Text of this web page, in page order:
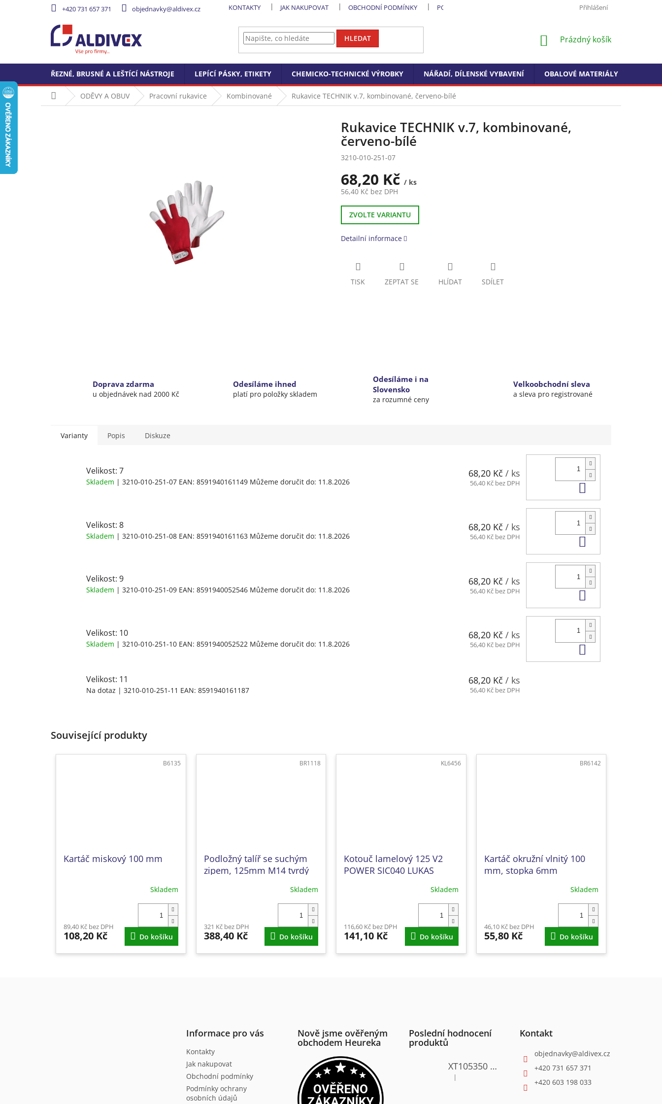
+420 731 657 371 objednavky@aldivex.cz KONTAKTY JAK NAKUPOVAT OBCHODNÍ PODMÍNKY PODMÍNKY OCHRANY OSOBNÍCH ÚDAJŮ FORMULÁŘ PRO
Přihlášení
HLEDAT
NÁKUPNÍ
Prázdný košík
ŘEZNÉ, BRUSNÉ A LEŠTÍCÍ NÁSTROJE LEPÍCÍ PÁSKY, ETIKETY CHEMICKO-TECHNICKÉ VÝROBKY NÁŘADÍ, DÍLENSKÉ VYBAVENÍ OBALOVÉ MATERIÁLY
Domů ODĚVY A OBUV Pracovní rukavice Kombinované Rukavice TECHNIK v.7, kombinované, červeno-bílé
Rukavice TECHNIK v.7, kombinované,
červeno-bílé
3210-010-251-07
68,20 Kč / ks
56,40 Kč bez DPH
Měrná
cena:
ZVOLTE VARIANTU
Detailní informace
TISK ZEPTAT SE HLÍDAT SDÍLET
Doprava zdarma
u objednávek nad 2000 Kč
Odesíláme ihned
platí pro položky skladem
Odesíláme i na
Slovensko
za rozumné ceny
Velkoobchodní sleva
a sleva pro registrované
Související produkty
Kartáč miskový 100 mm
Skladem
89,40 Kč bez DPH
108,20 Kč Do košíku
B6135
Podložný talíř se suchým
zipem, 125mm M14 tvrdý
Skladem
321 Kč bez DPH
388,40 Kč Do košíku
BR1118
Kotouč lamelový 125 V2
POWER SIC040 LUKAS
Skladem
116,60 Kč bez DPH
141,10 Kč Do košíku
KL6456
Kartáč okružní vlnitý 100
mm, stopka 6mm
Skladem
46,10 Kč bez DPH
55,80 Kč Do košíku
BR6142
Varianty Popis Diskuze
Velikost: 7
Skladem | 3210-010-251-07 EAN: 8591940161149 Můžeme doručit do: 11.8.2026
68,20 Kč / ks
56,40 Kč bez DPH Do košíku
Velikost: 8
Skladem | 3210-010-251-08 EAN: 8591940161163 Můžeme doručit do: 11.8.2026
68,20 Kč / ks
56,40 Kč bez DPH Do košíku
Velikost: 9
Skladem | 3210-010-251-09 EAN: 8591940052546 Můžeme doručit do: 11.8.2026
68,20 Kč / ks
56,40 Kč bez DPH
Velikost: 10
Skladem | 3210-010-251-10 EAN: 8591940052522 Můžeme doručit do: 11.8.2026
68,20 Kč / ks
56,40 Kč bez DPH Do košíku
Velikost: 11
Na dotaz | 3210-010-251-11 EAN: 8591940161187
68,20 Kč / ks
56,40 Kč bez DPH
Informace pro vás
Kontakty
Jak nakupovat
Obchodní podmínky
Podmínky ochrany
osobních údajů
Nově jsme ověřeným
obchodem Heureka
Poslední hodnocení
produktů
XT105350 Satinační válcová bruska 1300W
Hodnocení produktu je 4 z 5 hvězdiček.
|
Kontakt
objednavky@aldivex.cz
+420 731 657 371
+420 603 198 033